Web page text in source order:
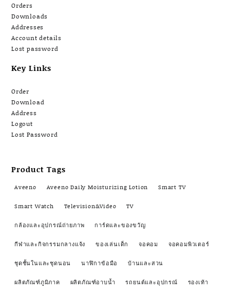
Orders
Downloads
Addresses
Account details
Lost password
Key Links
Order
Download
Address
Logout
Lost Password
Product Tags
Aveeno Aveeno Daily Moisturizing Lotion Smart TV
Smart Watch Television&Video TV
กล้องและอุปกรณ์ถ่ายภาพ การ์ดและของขวัญ
กีฬาและกิจกรรมกลางแจ้ง ของเล่นเด็ก จอคอม จอคอมพิวเตอร์
ชุดชั้นในและชุดนอน นาฬิกาข้อมือ บ้านและสวน
ผลิตภัณฑ์ภูมิภาค ผลิตภัณฑ์อาบน้ำ รถยนต์และอุปกรณ์ รองเท้า